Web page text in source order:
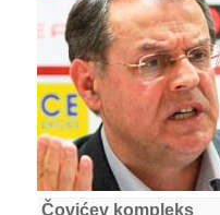
Čovićev kompleks